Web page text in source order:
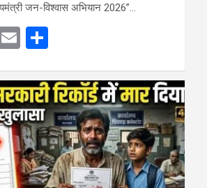
जन-विश्वास अभियान 2026”…
E
ail ar
e